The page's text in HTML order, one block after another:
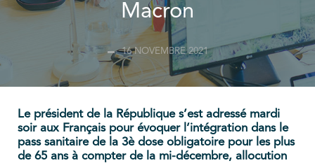
Macron
16 NOVEMBRE 2021
Le président de la République s’est adressé mardi
soir aux Français pour évoquer l’intégration dans le
pass sanitaire de la 3è dose obligatoire pour les plus
de 65 ans à compter de la mi-décembre, allocution